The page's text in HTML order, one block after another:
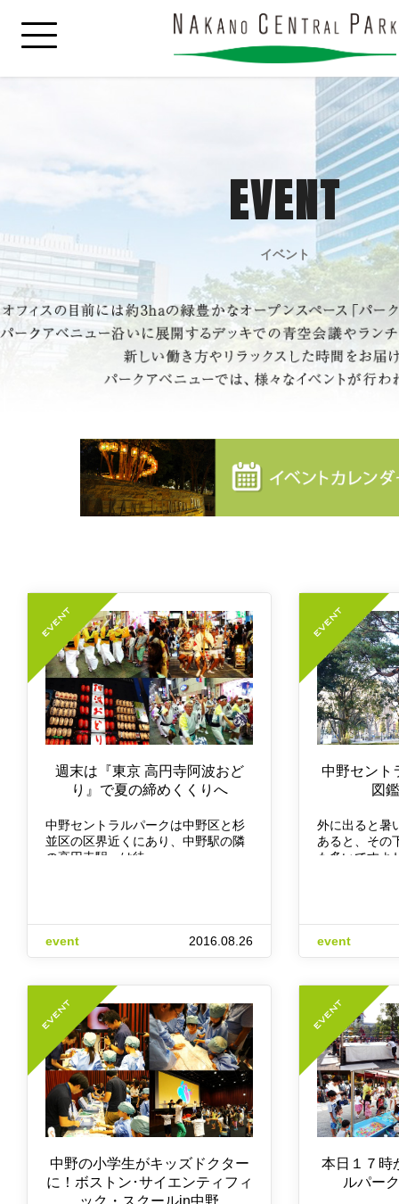
EVENT
イベント
週末は『東京 高円寺阿波おど
り』で夏の締めくくりへ
中野セントラルパークは中野区と杉
並区の区界近くにあり、中野駅の隣
の高円寺駅へは徒…
event 2016.08.26
中野セント
図
外に出ると暑
あると、その
も多いです
event
中野の小学生がキッズドクター
に！ボストン･サイエンティフィ
本日１７時
ルパー